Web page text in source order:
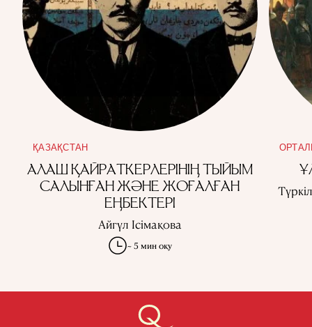
ҚАЗАҚСТАН
АЛАШ ҚАЙРАТКЕРЛЕРІНІҢ ТЫЙЫМ
САЛЫНҒАН ЖӘНЕ ЖОҒАЛҒАН
ЕҢБЕКТЕРІ
Айгүл Ісімақова
~ 5 мин оқу